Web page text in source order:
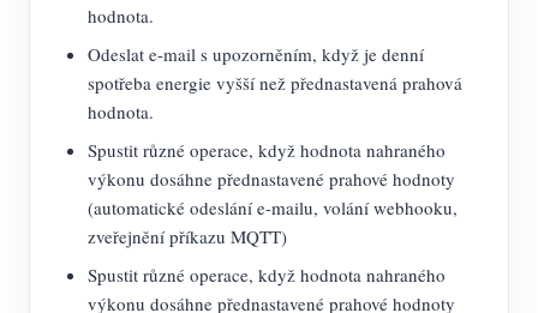
hodnota.
Odeslat e-mail s upozorněním, když je denní
spotřeba energie vyšší než přednastavená prahová
hodnota.
Spustit různé operace, když hodnota nahraného
výkonu dosáhne přednastavené prahové hodnoty
(automatické odeslání e-mailu, volání webhooku,
zveřejnění příkazu MQTT)
Spustit různé operace, když hodnota nahraného
výkonu dosáhne přednastavené prahové hodnoty